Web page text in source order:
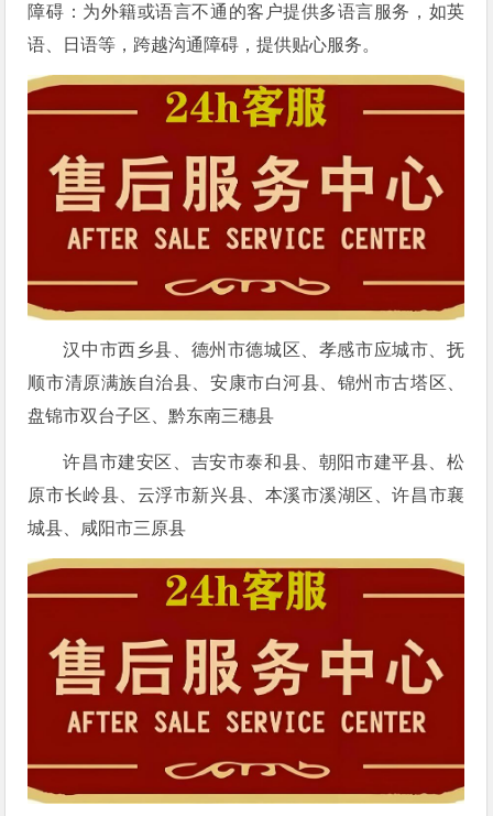
障碍：为外籍或语言不通的客户提供多语言服务，如英
语、日语等，跨越沟通障碍，提供贴心服务。
汉中市西乡县、德州市德城区、孝感市应城市、抚
顺市清原满族自治县、安康市白河县、锦州市古塔区、
盘锦市双台子区、黔东南三穗县
许昌市建安区、吉安市泰和县、朝阳市建平县、松
原市长岭县、云浮市新兴县、本溪市溪湖区、许昌市襄
城县、咸阳市三原县